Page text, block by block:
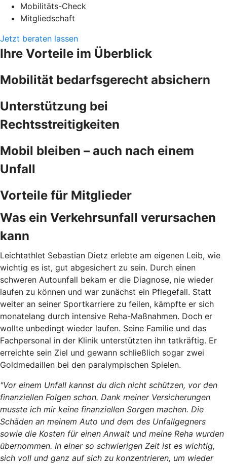
Mobilitäts-Check
Mitgliedschaft
Jetzt beraten lassen
Ihre Vorteile im Überblick
Mobilität bedarfsgerecht absichern
Unterstützung bei
Rechtsstreitigkeiten
Mobil bleiben – auch nach einem
Unfall
Vorteile für Mitglieder
Was ein Verkehrsunfall verursachen
kann
Leichtathlet Sebastian Dietz erlebte am eigenen Leib, wie
wichtig es ist, gut abgesichert zu sein. Durch einen
schweren Autounfall bekam er die Diagnose, nie wieder
laufen zu können und war zunächst ein Pflegefall. Statt
weiter an seiner Sportkarriere zu feilen, kämpfte er sich
monatelang durch intensive Reha-Maßnahmen. Doch er
wollte unbedingt wieder laufen. Seine Familie und das
Fachpersonal in der Klinik unterstützten ihn tatkräftig. Er
erreichte sein Ziel und gewann schließlich sogar zwei
Goldmedaillen bei den paralympischen Spielen.
"Vor einem Unfall kannst du dich nicht schützen, vor den
finanziellen Folgen schon. Dank meiner Versicherungen
musste ich mir keine finanziellen Sorgen machen. Die
Schäden an meinem Auto und dem des Unfallgegners
sowie die Kosten für einen Anwalt und meine Reha wurden
übernommen. In einer so schwierigen Zeit ist es wichtig,
sich voll und ganz auf sich zu konzentrieren, um wieder